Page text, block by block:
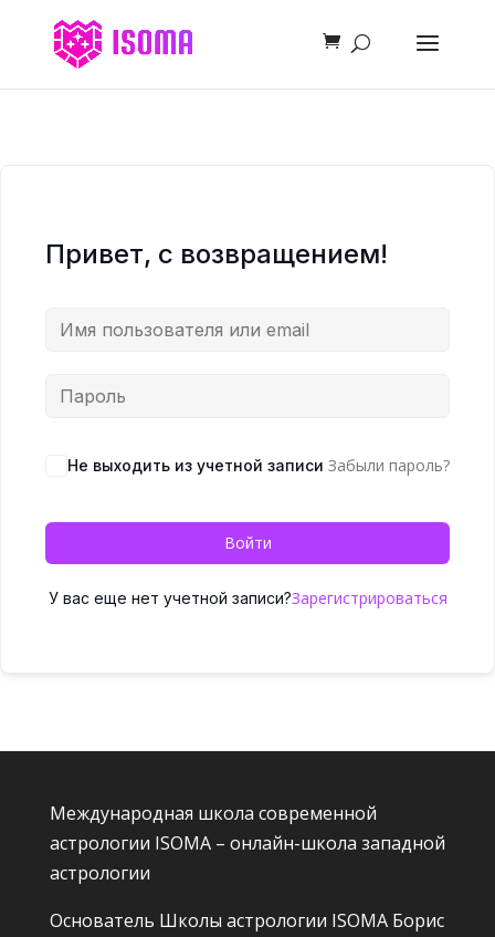
Привет, с возвращением!
Не выходить из учетной записи Забыли пароль?
Войти
У вас еще нет учетной записи?Зарегистрироваться
Международная школа современной
астрологии ISOMA – онлайн-школа западной
астрологии
Основатель Школы астрологии ISOMA Борис